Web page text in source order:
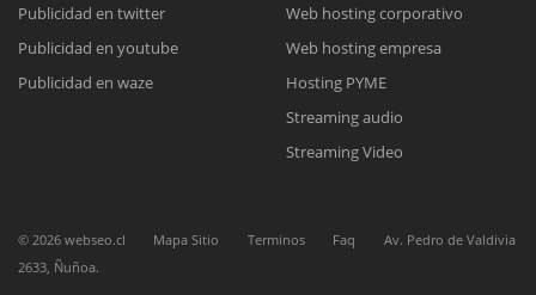
Nuestros ejecutivos le enviarán un correo electrónico con el enlace a
Meet para la reunión online.
Cotización
Chat Online
Todos nuestros ejecutivos están fuera de línea. Complete el formulario
Publicidad en twitter
Publicidad en youtube
Publicidad en waze
Web hosting corporativo
Web hosting empresa
Hosting PYME
Streaming audio
Streaming Video
© 2026 webseo.cl Mapa Sitio Terminos Faq
Av. Pedro de Valdivia
2633, Ñuñoa.